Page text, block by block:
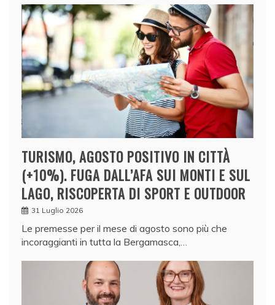
TURISMO, AGOSTO POSITIVO IN CITTÀ
(+10%). FUGA DALL’AFA SUI MONTI E SUL
LAGO, RISCOPERTA DI SPORT E OUTDOOR
31 Luglio 2026
Le premesse per il mese di agosto sono più che
incoraggianti in tutta la Bergamasca,…